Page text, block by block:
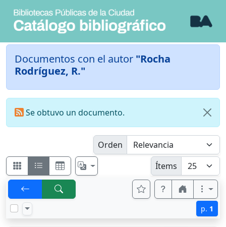
Documentos con el autor "Rocha
Rodríguez, R."
Se obtuvo un documento.
Orden
Ítems
p. 1